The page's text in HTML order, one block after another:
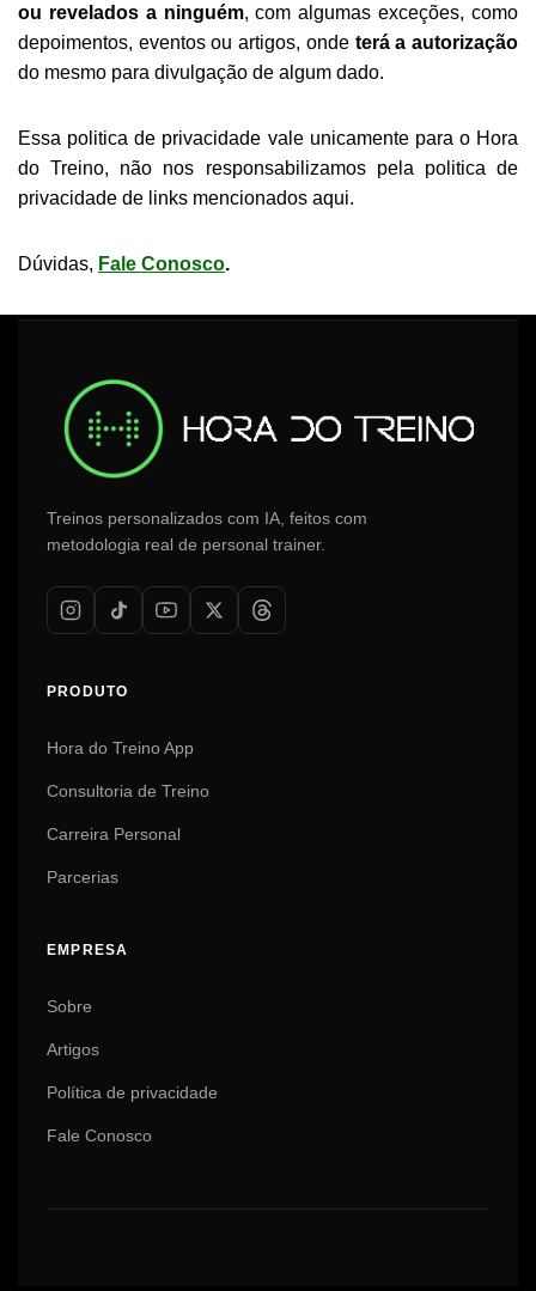
ou revelados a ninguém, com algumas exceções, como
depoimentos, eventos ou artigos, onde terá a autorização
do mesmo para divulgação de algum dado.
Essa politica de privacidade vale unicamente para o Hora
do Treino, não nos responsabilizamos pela politica de
privacidade de links mencionados aqui.
Dúvidas, Fale Conosco.
Treinos personalizados com IA, feitos com
metodologia real de personal trainer.
PRODUTO
Hora do Treino App
Consultoria de Treino
Carreira Personal
Parcerias
EMPRESA
Sobre
Artigos
Política de privacidade
Fale Conosco